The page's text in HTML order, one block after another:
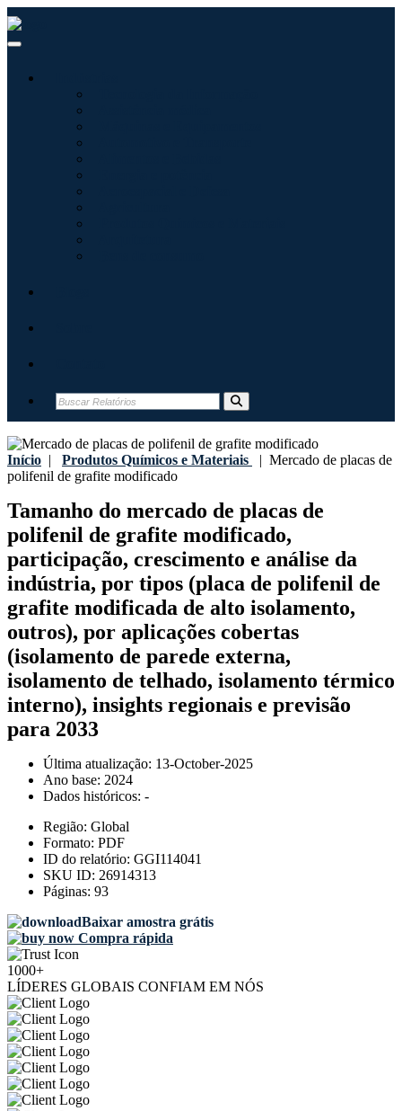
Início | Produtos Químicos e Materiais | Mercado de placas de
polifenil de grafite modificado
Tamanho do mercado de placas de
polifenil de grafite modificado,
participação, crescimento e análise da
indústria, por tipos (placa de polifenil de
grafite modificada de alto isolamento,
outros), por aplicações cobertas
(isolamento de parede externa,
isolamento de telhado, isolamento térmico
interno), insights regionais e previsão
para 2033
Última atualização: 13-October-2025
Ano base: 2024
Dados históricos: -
Região: Global
Formato: PDF
ID do relatório: GGI114041
SKU ID: 26914313
Páginas: 93
Baixar amostra grátis
Compra rápida
1000+
LÍDERES GLOBAIS CONFIAM EM NÓS